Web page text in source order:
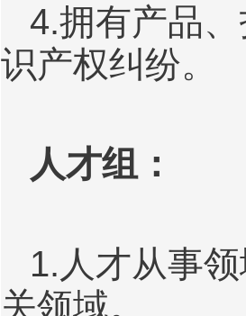
4.拥有产品
识产权纠纷。
人才组：
1. 人才从事
关领域。